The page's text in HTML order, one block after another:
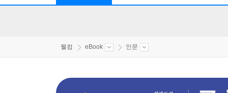
웰컴 eBook 인문